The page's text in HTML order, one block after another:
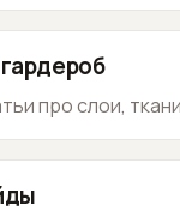
про слои,